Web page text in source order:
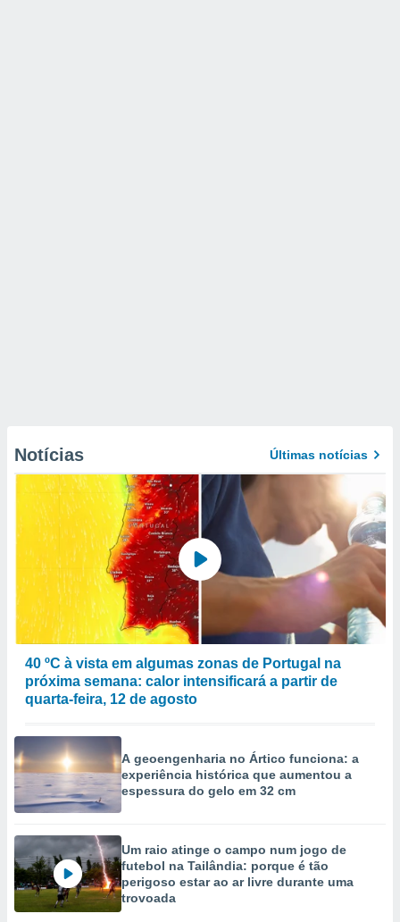
Notícias Últimas notícias
40 ºC à vista em algumas zonas de Portugal na
próxima semana: calor intensificará a partir de
quarta-feira, 12 de agosto
A geoengenharia no Ártico funciona: a
experiência histórica que aumentou a
espessura do gelo em 32 cm
Um raio atinge o campo num jogo de
futebol na Tailândia: porque é tão
perigoso estar ao ar livre durante uma
trovoada